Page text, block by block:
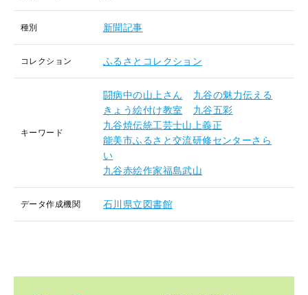
種別 新聞記事
コレクション ふるさとコレクション
キーワード
闘病中の山上さん
九谷の魅力伝える
きょう絵付け教室
九谷五彩
九谷焼伝統工芸士山上義正
能美市ふるさと交流研修センターさら
い
九谷赤絵作家福島武山
データ作成機関 石川県立図書館